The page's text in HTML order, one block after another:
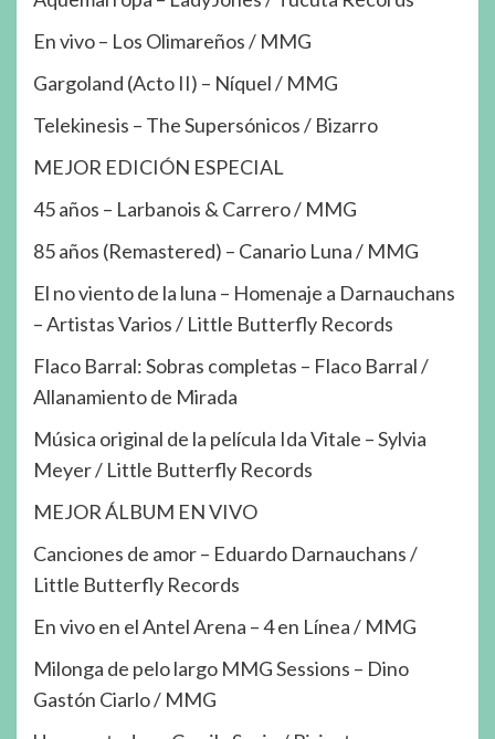
En vivo – Los Olimareños / MMG
Gargoland (Acto II) – Níquel / MMG
Telekinesis – The Supersónicos / Bizarro
MEJOR EDICIÓN ESPECIAL
45 años – Larbanois & Carrero / MMG
85 años (Remastered) – Canario Luna / MMG
El no viento de la luna – Homenaje a Darnauchans
– Artistas Varios / Little Butterfly Records
Flaco Barral: Sobras completas – Flaco Barral /
Allanamiento de Mirada
Música original de la película Ida Vitale – Sylvia
Meyer / Little Butterfly Records
MEJOR ÁLBUM EN VIVO
Canciones de amor – Eduardo Darnauchans /
Little Butterfly Records
En vivo en el Antel Arena – 4 en Línea / MMG
Milonga de pelo largo MMG Sessions – Dino
Gastón Ciarlo / MMG